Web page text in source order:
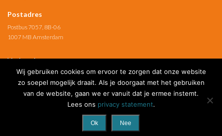
Postadres
Postbus 7057, 8B-06
1007 MB Amsterdam
Verbonden met
Amsterdam UMC
Social Media
Wij gebruiken cookies om ervoor te zorgen dat onze website
zo soepel mogelijk draait. Als je doorgaat met het gebruiken
van de website, gaan we er vanuit dat je ermee instemt.
Lees ons privacy statement.
Ok Nee